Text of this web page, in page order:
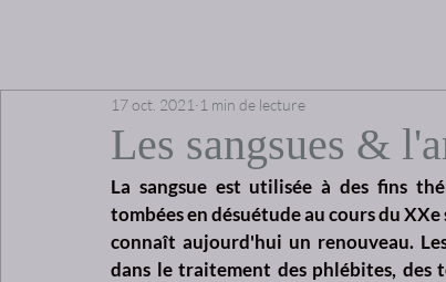
Les sangsues &
17 oct. 2021 1 min de lecture
La sangsue est utilisée à des fins
tombées en désuétude au cours du
connaît aujourd'hui un renouveau.
dans le traitement des phlébites,